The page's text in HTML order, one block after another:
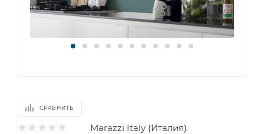
СРАВНИТЬ
Marazzi Italy (Италия)